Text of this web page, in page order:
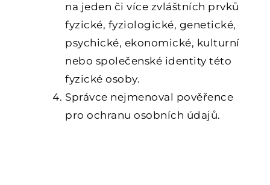
na jeden či více zvláštních prvků
fyzické, fyziologické, genetické,
psychické, ekonomické, kulturní
nebo společenské identity této
fyzické osoby.
Správce nejmenoval pověřence
pro ochranu osobních údajů.